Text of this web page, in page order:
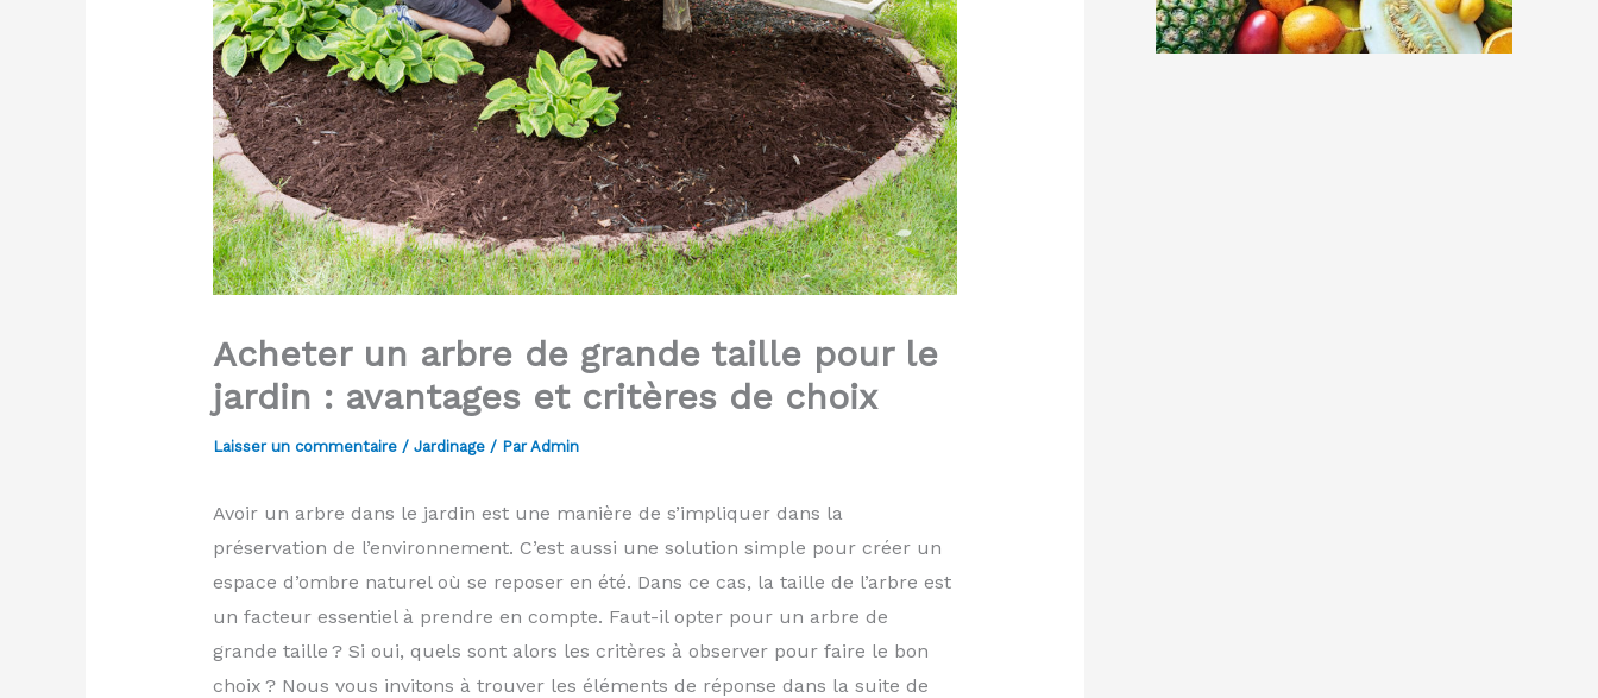
Acheter un arbre de grande taille pour le
jardin : avantages et critères de choix
Laisser un commentaire / Jardinage/ ParAdmin
Avoir un arbre dans le jardin est une manière de s’impliquer dans la
préservation de l’environnement. C’est aussi une solution simple pour créer un
espace d’ombre naturel où se reposer en été. Dans ce cas, la taille de l’arbre est
un facteur essentiel à prendre en compte. Faut-il opter pour un arbre de
grande taille ? Si oui, quels sont alors les critères à observer pour faire le bon
choix ? Nous vous invitons à trouver les éléments de réponse dans la suite de